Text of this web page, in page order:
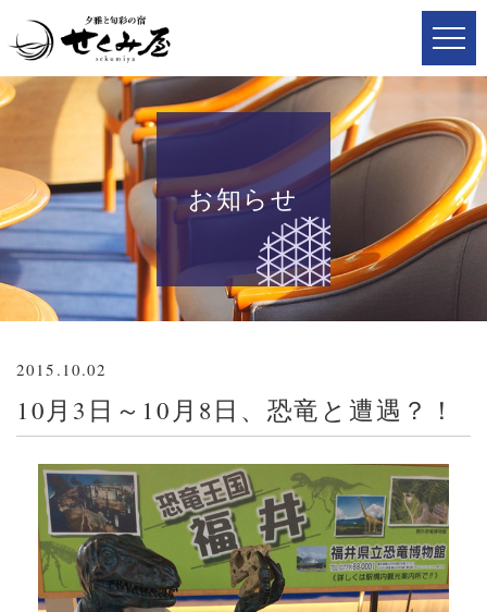
お知らせ
2015.10.02
10月3日～10月8日、恐竜と遭遇？！